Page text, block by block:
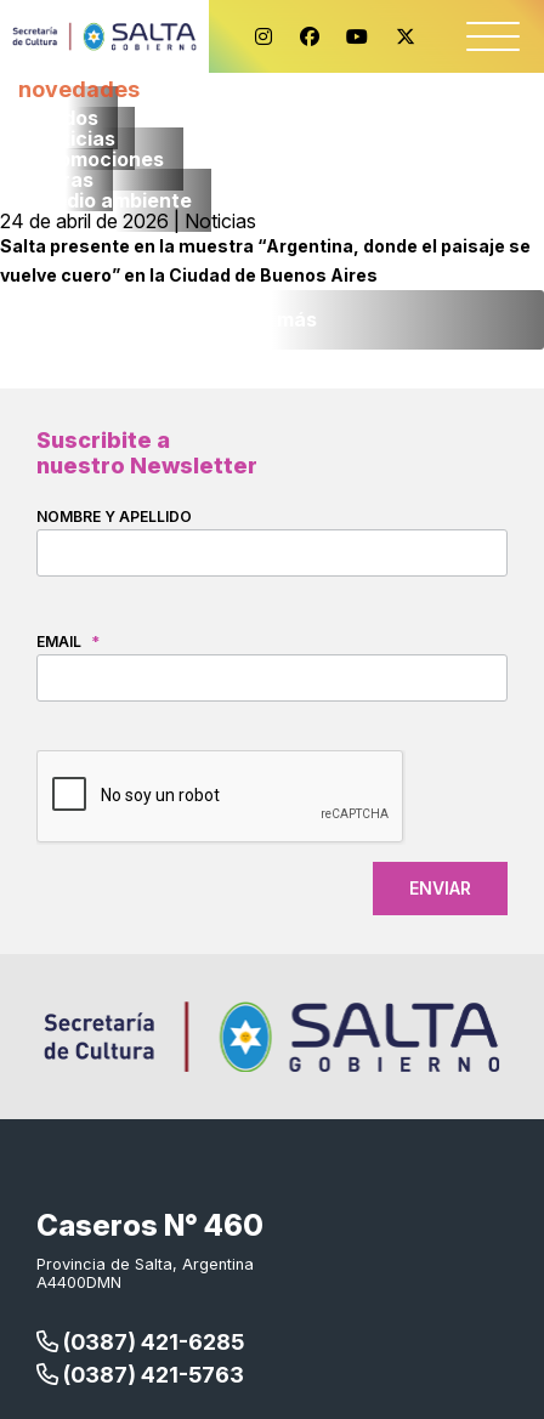
novedades
Todos
noticias
promociones
obras
medio ambiente
24 de abril de 2026 | Noticias
Salta presente en la muestra “Argentina, donde el paisaje se
vuelve cuero” en la Ciudad de Buenos Aires
Suscribite a
nuestro Newsletter
NOMBRE Y APELLIDO
EMAIL *
Caseros N° 460
Provincia de Salta, Argentina
A4400DMN
(0387) 421-6285
(0387) 421-5763